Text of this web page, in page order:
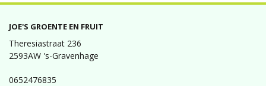
JOE'S GROENTE EN FRUIT
Theresiastraat 236
2593AW 's-Gravenhage
0652476835